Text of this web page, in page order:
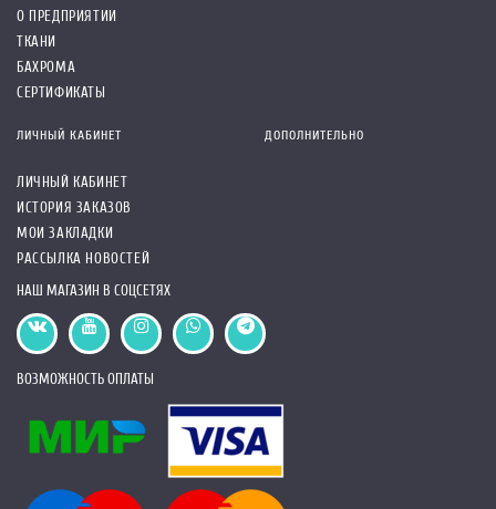
О ПРЕДПРИЯТИИ
ТКАНИ
БАХРОМА
СЕРТИФИКАТЫ
ЛИЧНЫЙ КАБИНЕТ
ЛИЧНЫЙ КАБИНЕТ
ИСТОРИЯ ЗАКАЗОВ
МОИ ЗАКЛАДКИ
РАССЫЛКА НОВОСТЕЙ
ДОПОЛНИТЕЛЬНО
НАШ МАГАЗИН В СОЦСЕТЯХ
ВОЗМОЖНОСТЬ ОПЛАТЫ